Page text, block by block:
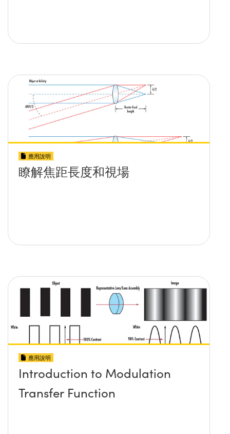
應用說明
瞭解焦距長度和視場
應用說明
Introduction to Modulation
Transfer Function